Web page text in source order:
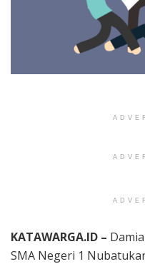
KATAWARGA.ID –
SMA Negeri 1